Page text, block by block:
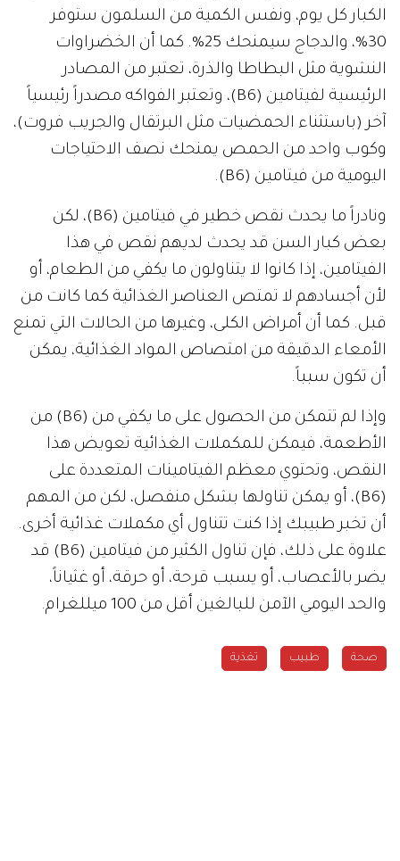
الكبار كل يوم، ونفس الكمية من السلمون ستوفر
30%، والدجاج سيمنحك 25%. كما أن الخضراوات
النشوية مثل البطاطا والذرة، تعتبر من المصادر
الرئيسية لفيتامين (B6)، وتعتبر الفواكه مصدراً رئيسياً
آخر (باستثناء الحمضيات مثل البرتقال والجريب فروت)،
وكوب واحد من الحمص يمنحك نصف الاحتياجات
اليومية من فيتامين (B6).
ونادراً ما يحدث نقص خطير في فيتامين (B6)، لكن
بعض كبار السن قد يحدث لديهم نقص في هذا
الفيتامين، إذا كانوا لا يتناولون ما يكفي من الطعام، أو
لأن أجسادهم لا تمتص العناصر الغذائية كما كانت من
قبل. كما أن أمراض الكلى، وغيرها من الحالات التي تمنع
الأمعاء الدقيقة من امتصاص المواد الغذائية، يمكن
أن تكون سبباً.
وإذا لم تتمكن من الحصول على ما يكفي من (B6) من
الأطعمة، فيمكن للمكملات الغذائية تعويض هذا
النقص، وتحتوي معظم الفيتامينات المتعددة على
(B6)، أو يمكن تناولها بشكل منفصل، لكن من المهم
أن تخبر طبيبك إذا كنت تتناول أي مكملات غذائية أخرى.
علاوة على ذلك، فإن تناول الكثير من فيتامين (B6) قد
يضر بالأعصاب، أو يسبب قرحة، أو حرقة، أو غثياناً،
والحد اليومي الآمن للبالغين أقل من 100 ميللغرام.
صحة طبيب تغذية